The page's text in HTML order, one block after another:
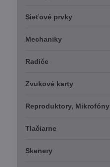
Sieťové prvky
Mechaniky
Radiče
Zvukové karty
Reproduktory, Mikrofóny
Tlačiarne
Skenery